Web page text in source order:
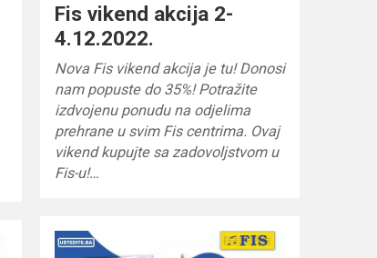
Fis vikend akcija 2-
4.12.2022.
Nova Fis vikend akcija je tu! Donosi
nam popuste do 35%! Potražite
izdvojenu ponudu na odjelima
prehrane u svim Fis centrima. Ovaj
vikend kupujte sa zadovoljstvom u
Fis-u!…